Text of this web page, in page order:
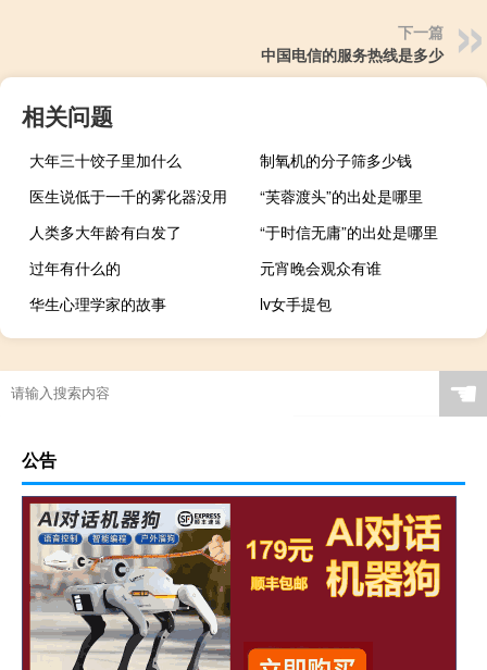
下一篇
中国电信的服务热线是多少
相关问题
大年三十饺子里加什么
制氧机的分子筛多少钱
医生说低于一千的雾化器没用
“芙蓉渡头”的出处是哪里
人类多大年龄有白发了
“于时信无庸”的出处是哪里
过年有什么的
元宵晚会观众有谁
华生心理学家的故事
lv女手提包
☚
公告